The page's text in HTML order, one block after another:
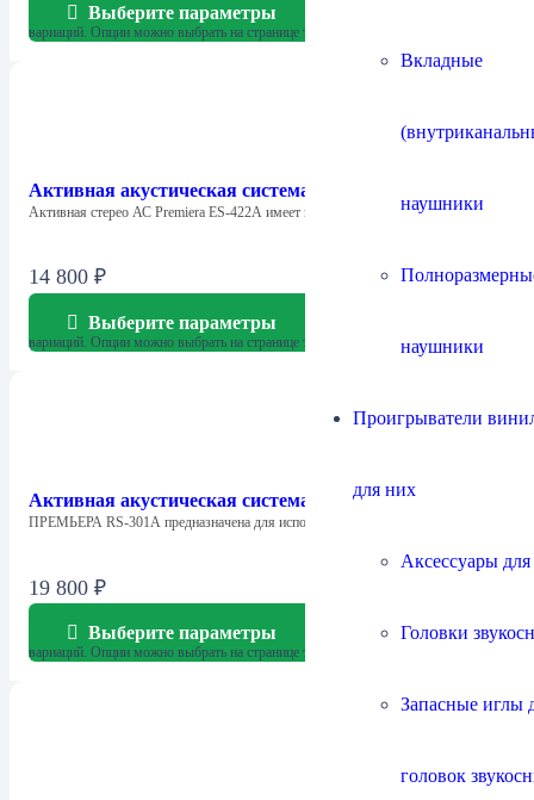
Вкладные
наушники
наушники
Проигрыватели
для них
Аксессуары
Головки
Запасные иглы
головок
Выберите параметры
вариаций. Опции можно выбрать на странице товара.
Активная акустическая система Premiera ES-422A
Активная стерео АС Premiera ES-422A имеет встроенный двухканальный…
14 800 ₽
Выберите параметры
вариаций. Опции можно выбрать на странице товара.
Активная акустическая система Premiera RS-301A
ПРЕМЬЕРА RS-301A предназначена для использования в домашних…
19 800 ₽
Выберите параметры
Этот товар имеет несколько
вариаций. Опции можно выбрать на странице товара.